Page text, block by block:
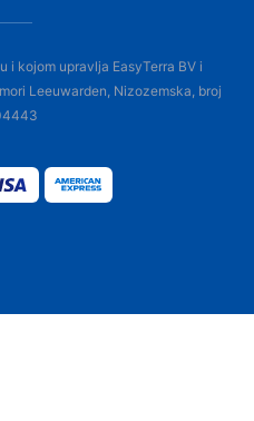
i kojom upravlja EasyTerra BV i
Leeuwarden, Nizozemska, broj